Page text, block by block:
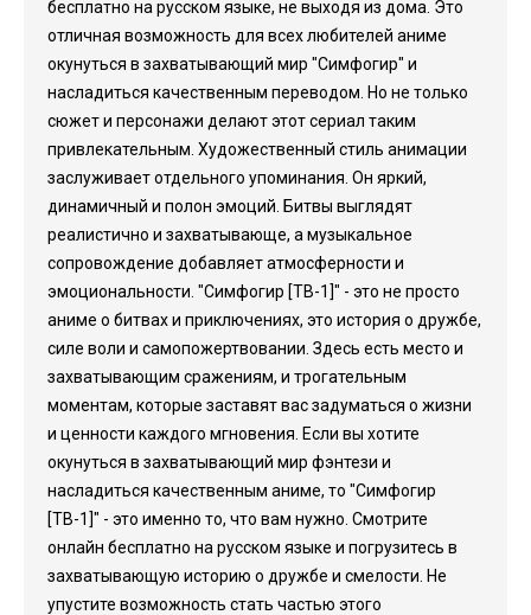
бесплатно на русском языке, не выходя из дома. Это
отличная возможность для всех любителей аниме
окунуться в захватывающий мир "Симфогир" и
насладиться качественным переводом. Но не только
сюжет и персонажи делают этот сериал таким
привлекательным. Художественный стиль анимации
заслуживает отдельного упоминания. Он яркий,
динамичный и полон эмоций. Битвы выглядят
реалистично и захватывающе, а музыкальное
сопровождение добавляет атмосферности и
эмоциональности. "Симфогир [ТВ-1]" - это не просто
аниме о битвах и приключениях, это история о дружбе,
силе воли и самопожертвовании. Здесь есть место и
захватывающим сражениям, и трогательным
моментам, которые заставят вас задуматься о жизни
и ценности каждого мгновения. Если вы хотите
окунуться в захватывающий мир фэнтези и
насладиться качественным аниме, то "Симфогир
[ТВ-1]" - это именно то, что вам нужно. Смотрите
онлайн бесплатно на русском языке и погрузитесь в
захватывающую историю о дружбе и смелости. Не
упустите возможность стать частью этого